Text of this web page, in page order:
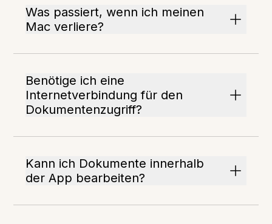
Was passiert, wenn ich meinen
Mac verliere?
Benötige ich eine
Internetverbindung für den
Dokumentenzugriff?
Kann ich Dokumente innerhalb
der App bearbeiten?